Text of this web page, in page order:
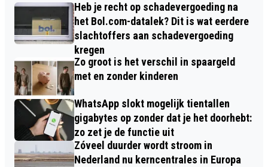
Heb je recht op schadevergoeding na
het Bol.com-datalek? Dit is wat eerdere
slachtoffers aan schadevergoeding
kregen
Zo groot is het verschil in spaargeld
met en zonder kinderen
WhatsApp slokt mogelijk tientallen
gigabytes op zonder dat je het doorhebt:
zo zet je de functie uit
Zóveel duurder wordt stroom in
Nederland nu kerncentrales in Europa